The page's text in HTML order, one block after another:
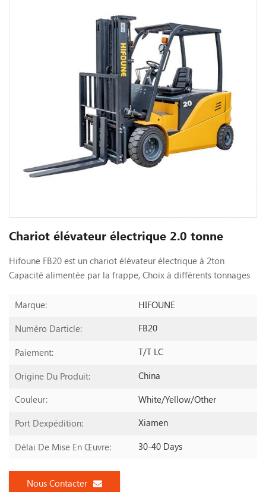
Chariot élévateur électrique 2.0 tonne
Hifoune FB20 est un chariot élévateur électrique à 2ton
Capacité alimentée par la frappe, Choix à différents tonnages
Marque: HIFOUNE
Numéro Darticle: FB20
Paiement: T/T LC
Origine Du Produit: China
Couleur: White/yellow/other
Port Dexpédition: Xiamen
Délai De Mise En Œuvre: 30-40 Days
Nous Contacter